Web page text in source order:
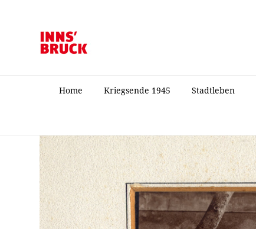
Home Kriegsende 1945 Stadtleben